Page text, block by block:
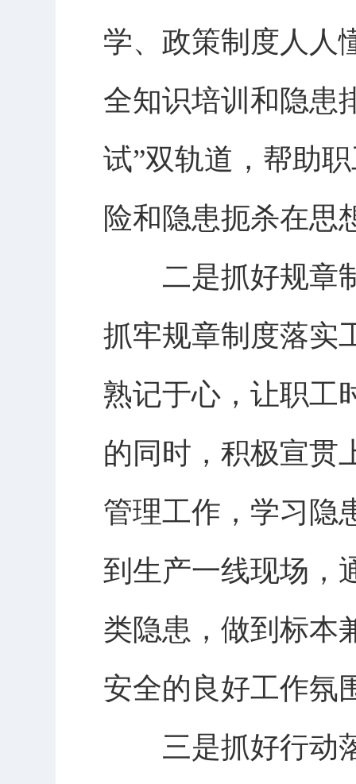
学、政策制度人人
全知识培训和隐患
试”双轨道，帮助
险和隐患扼杀在思
二是抓好规章制
抓牢规章制度落实
熟记于心，让职工
的同时，积极宣贯
管理工作，学习隐
到生产一线现场，
类隐患，做到标本
安全的良好工作氛
三是抓好行动落